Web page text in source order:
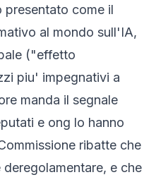
come il
al mondo sull'IA,
("effetto
piu' impegnativi a
manda il segnale
e ong lo hanno
ribatte che
e che